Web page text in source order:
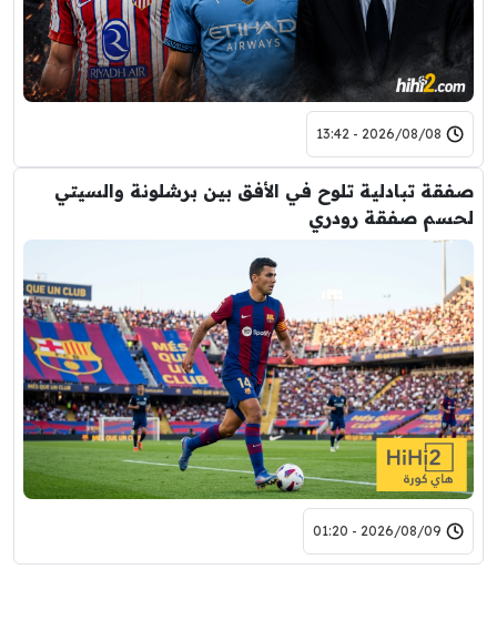
2026/08/08 - 13:42
صفقة تبادلية تلوح في الأفق بين برشلونة والسيتي
لحسم صفقة رودري
2026/08/09 - 01:20